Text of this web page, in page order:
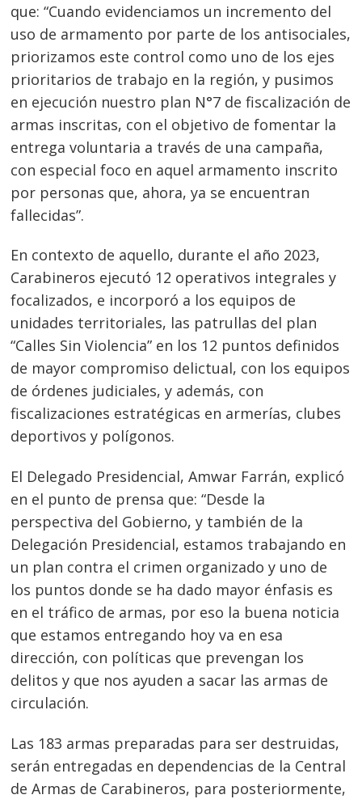
que: “Cuando evidenciamos un incremento del
uso de armamento por parte de los antisociales,
priorizamos este control como uno de los ejes
prioritarios de trabajo en la región, y pusimos
en ejecución nuestro plan N°7 de fiscalización de
armas inscritas, con el objetivo de fomentar la
entrega voluntaria a través de una campaña,
con especial foco en aquel armamento inscrito
por personas que, ahora, ya se encuentran
fallecidas”.
En contexto de aquello, durante el año 2023,
Carabineros ejecutó 12 operativos integrales y
focalizados, e incorporó a los equipos de
unidades territoriales, las patrullas del plan
“Calles Sin Violencia” en los 12 puntos definidos
de mayor compromiso delictual, con los equipos
de órdenes judiciales, y además, con
fiscalizaciones estratégicas en armerías, clubes
deportivos y polígonos.
El Delegado Presidencial, Amwar Farrán, explicó
en el punto de prensa que: “Desde la
perspectiva del Gobierno, y también de la
Delegación Presidencial, estamos trabajando en
un plan contra el crimen organizado y uno de
los puntos donde se ha dado mayor énfasis es
en el tráfico de armas, por eso la buena noticia
que estamos entregando hoy va en esa
dirección, con políticas que prevengan los
delitos y que nos ayuden a sacar las armas de
circulación.
Las 183 armas preparadas para ser destruidas,
serán entregadas en dependencias de la Central
de Armas de Carabineros, para posteriormente,
Navegación
de
entradas